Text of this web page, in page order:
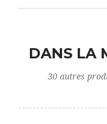
DANS LA
30 autres